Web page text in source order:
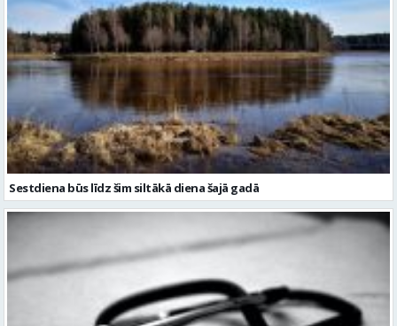
Sestdiena būs līdz šim siltākā diena šajā gadā